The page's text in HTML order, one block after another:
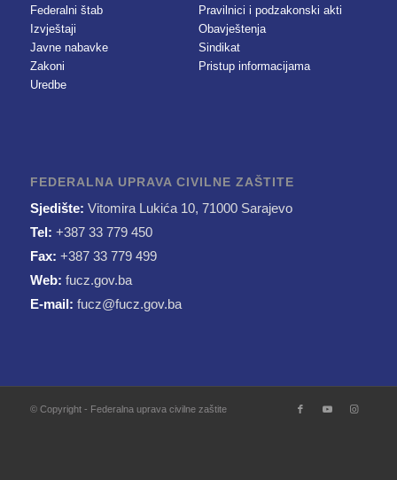
Federalni štab
Izvještaji
Javne nabavke
Zakoni
Uredbe
Pravilnici i podzakonski akti
Obavještenja
Sindikat
Pristup informacijama
FEDERALNA UPRAVA CIVILNE ZAŠTITE
Sjedište: Vitomira Lukića 10, 71000 Sarajevo
Tel: +387 33 779 450
Fax: +387 33 779 499
Web: fucz.gov.ba
E-mail: fucz@fucz.gov.ba
© Copyright - Federalna uprava civilne zaštite